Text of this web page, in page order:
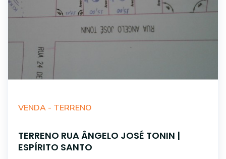
VENDA - TERRENO
TERRENO RUA ÂNGELO JOSÉ TONIN |
ESPÍRITO SANTO